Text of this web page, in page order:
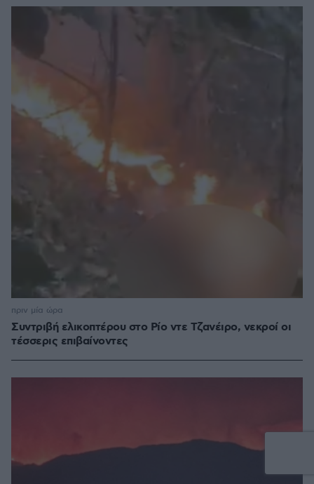
Συντριβή ελικοπτέρου στο Ρίο ντε Τζανέιρο, νεκροί οι
τέσσερις επιβαίνοντες
πριν μία ώρα